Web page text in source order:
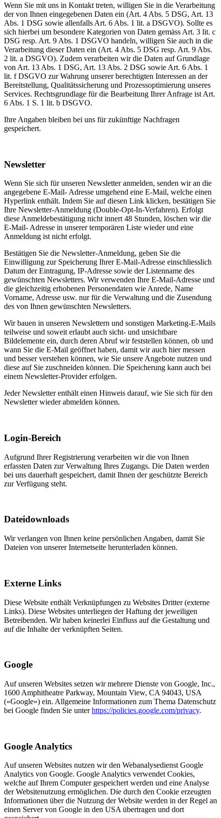
Wenn Sie mit uns in Kontakt treten, willigen Sie in die Verarbeitung
der von Ihnen eingegebenen Daten ein (Art. 4 Abs. 5 DSG, Art. 13
Abs. 1 DSG sowie allenfalls Art. 6 Abs. 1 lit. a DSGVO). Sollte es
sich hierbei um besondere Kategorien von Daten gemäss Art. 3 lit. c
DSG resp. Art. 9 Abs. 1 DSGVO handeln, willigen Sie auch in die
Verarbeitung dieser Daten ein (Art. 4 Abs. 5 DSG resp. Art. 9 Abs.
2 lit. a DSGVO). Zudem verarbeiten wir die Daten auf Grundlage
von Art. 13 Abs. 1 DSG, Art. 13 Abs. 2 DSG sowie Art. 6 Abs. 1
lit. f DSGVO zur Wahrung unserer berechtigten Interessen an der
Bereitstellung, Qualitätssicherung und Prozessoptimierung unseres
Services. Rechtsgrundlage für die Bearbeitung Ihrer Anfrage ist Art.
6 Abs. 1 S. 1 lit. b DSGVO.
Ihre Angaben bleiben bei uns für zukünftige Nachfragen
gespeichert.
Newsletter
Wenn Sie sich für unseren Newsletter anmelden, senden wir an die
angegebene E-Mail- Adresse umgehend eine E-Mail, welche einen
Hyperlink enthält. Indem Sie auf diesen Link klicken, bestätigen Sie
Ihre Newsletter-Anmeldung (Double-Opt-In-Verfahren). Erfolgt
diese Anmeldebestätigung nicht innert 48 Stunden, löschen wir die
E-Mail- Adresse in unserer temporären Liste wieder und eine
Anmeldung ist nicht erfolgt.
Bestätigen Sie die Newsletter-Anmeldung, geben Sie die
Einwilligung zur Speicherung Ihrer E-Mail-Adresse einschliesslich
Datum der Eintragung, IP-Adresse sowie der Listenname des
gewünschten Newsletters. Wir verwenden Ihre E-Mail-Adresse und
die gleichzeitig erhobenen Personendaten wie Anrede, Name
Vorname, Adresse usw. nur für die Verwaltung und die Zusendung
des von Ihnen gewünschten Newsletters.
Wir bauen in unseren Newslettern und sonstigen Marketing-E-Mails
teilweise und soweit erlaubt auch sicht- und unsichtbare
Bildelemente ein, durch deren Abruf wir feststellen können, ob und
wann Sie die E-Mail geöffnet haben, damit wir auch hier messen
und besser verstehen können, wie Sie unsere Angebote nutzen und
diese auf Sie zuschneiden können. Die Speicherung kann auch bei
einem Newsletter-Provider erfolgen.
Jeder Newsletter enthält einen Hinweis darauf, wie Sie sich für den
Newsletter wieder abmelden können.
Login-Bereich
Aufgrund Ihrer Registrierung verarbeiten wir die von Ihnen
erfassten Daten zur Verwaltung Ihres Zugangs. Die Daten werden
bei uns dauerhaft gespeichert, damit Ihnen der geschützte Bereich
zur Verfügung steht.
Dateidownloads
Wir verlangen von Ihnen keine persönlichen Angaben, damit Sie
Dateien von unserer Internetseite herunterladen können.
Externe Links
Diese Website enthält Verknüpfungen zu Websites Dritter (externe
Links). Diese Websites unterliegen der Haftung der jeweiligen
Betreibenden. Wir haben keinerlei Einfluss auf die Gestaltung und
auf die Inhalte der verknüpften Seiten.
Google
Auf unseren Websites setzen wir mehrere Dienste von Google, Inc.,
1600 Amphitheatre Parkway, Mountain View, CA 94043, USA
(«Google») ein. Allgemeine Informationen zum Thema Datenschutz
bei Google finden Sie unterhttps://policies.google.com/privacy.
Google Analytics
Auf unseren Websites nutzen wir den Webanalysedienst Google
Analytics von Google. Google Analytics verwendet Cookies,
welche auf Ihrem Computer gespeichert werden und eine Analyse
der Websitenutzung ermöglichen. Die durch den Cookie erzeugten
Informationen über die Nutzung der Website werden in der Regel an
einen Server von Google in den USA übertragen und dort